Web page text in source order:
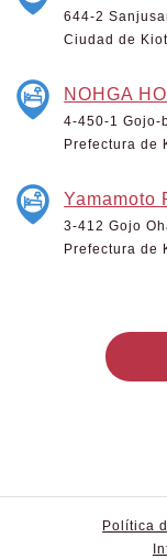
644-2
Ciudad de
NOHGA
4-450-1 Gojo-
Prefectura de
Yamamoto
3-412 Gojo
Prefectura de
Política